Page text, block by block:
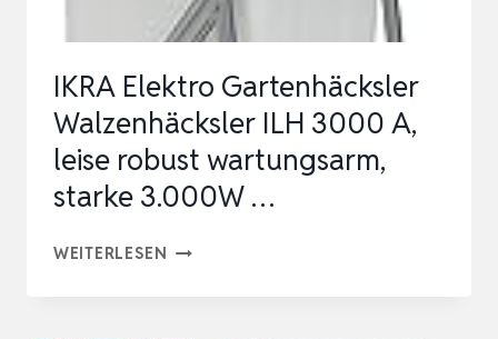
MM
SCHNEIDWALZE,
GROSSE T
…
IKRA Elektro Gartenhäcksler
Walzenhäcksler ILH 3000 A,
leise robust wartungsarm,
starke 3.000W …
WEITERLESEN IKRA